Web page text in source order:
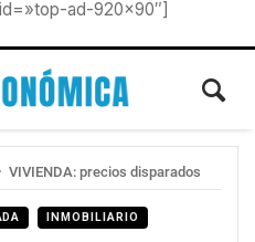
ad-920×90″]
VIVIENDA: precios disparados
INMOBILIARIO